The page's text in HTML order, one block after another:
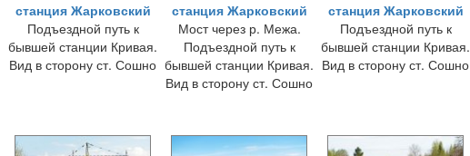
станция Жарковский
Подъездной путь к
бывшей станции Кривая.
Вид в сторону ст. Сошно
станция Жарковский
Мост через р. Межа.
Подъездной путь к
бывшей станции Кривая.
Вид в сторону ст. Сошно
станция Жарковский
Подъездной путь к
бывшей станции Кривая.
Вид в сторону ст. Сошно